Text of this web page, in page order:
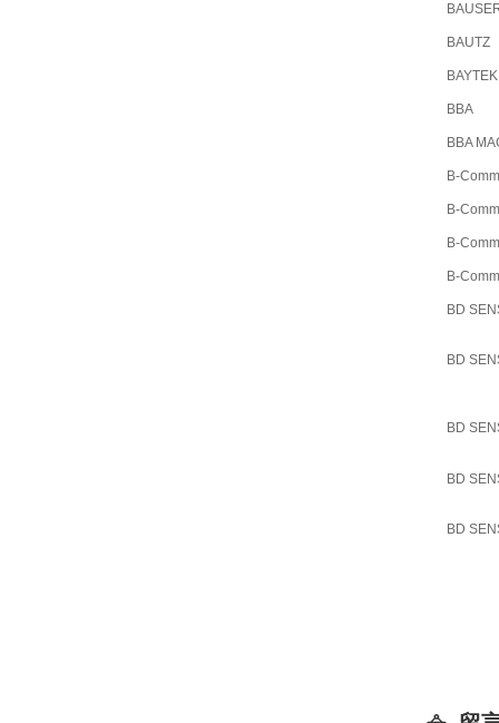
BAUTZ
BAYTEK
BBA
BBA
B-
B-
B-
B-
BD
BD
BD
BD
BD